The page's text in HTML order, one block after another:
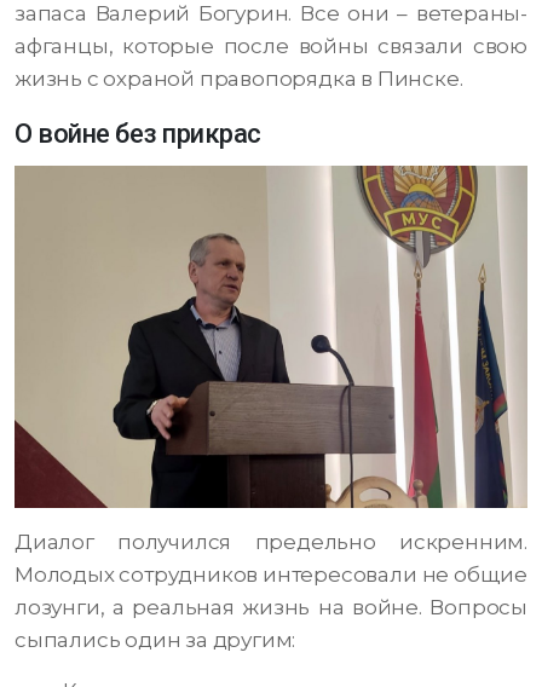
запаса Валерий Богурин. Все они – ветераны-
афганцы, которые после войны связали свою
жизнь с охраной правопорядка в Пинске.
О войне без прикрас
Диалог получился предельно искренним.
Молодых сотрудников интересовали не общие
лозунги, а реальная жизнь на войне. Вопросы
сыпались один за другим: